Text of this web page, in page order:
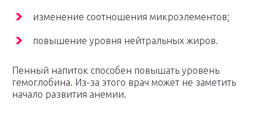
изменение соотношения микроэлементов;
повышение уровня нейтральных жиров.
Пенный напиток способен повышать уровень
гемоглобина. Из-за этого врач может не заметить
начало развития анемии.